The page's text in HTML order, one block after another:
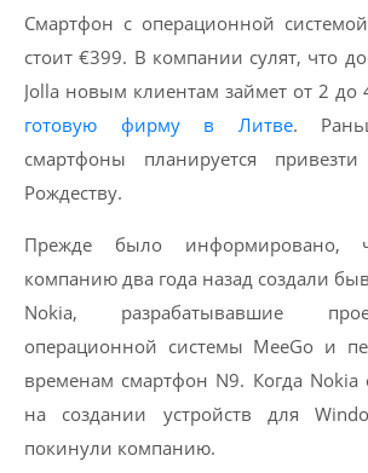
Смартфон с операционной
стоит €399. В компании сулят, что
Jolla новым клиентам займет от 2 до
готовую фирму в Литве.
смартфоны планируется
Рождеству.
Прежде было
компанию два года назад создали
Nokia, разрабатывавшие
операционной системы MeeGo и
временам смартфон N9. Когда Nokia
на создании устройств для
покинули компанию.